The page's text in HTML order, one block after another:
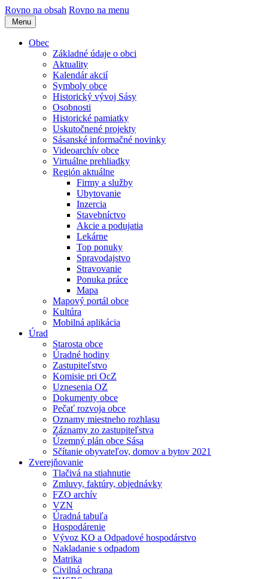
Rovno na obsah Rovno na menu
Menu
Obec
Základné údaje o obci
Aktuality
Kalendár akcií
Symboly obce
Historický vývoj Sásy
Osobnosti
Historické pamiatky
Uskutočnené projekty
Sásanské informačné novinky
Videoarchív obce
Virtuálne prehliadky
Región aktuálne
Firmy a služby
Ubytovanie
Inzercia
Stavebníctvo
Akcie a podujatia
Lekárne
Top ponuky
Spravodajstvo
Stravovanie
Ponuka práce
Mapa
Mapový portál obce
Kultúra
Mobilná aplikácia
Úrad
Starosta obce
Úradné hodiny
Zastupiteľstvo
Komisie pri OcZ
Uznesenia OZ
Dokumenty obce
Pečať rozvoja obce
Oznamy miestneho rozhlasu
Záznamy zo zastupiteľstva
Územný plán obce Sása
Sčítanie obyvateľov, domov a bytov 2021
Zverejňovanie
Tlačivá na stiahnutie
Zmluvy, faktúry, objednávky
FZO archív
VZN
Úradná tabuľa
Hospodárenie
Vývoz KO a Odpadové hospodárstvo
Nakladanie s odpadom
Matrika
Civilná ochrana